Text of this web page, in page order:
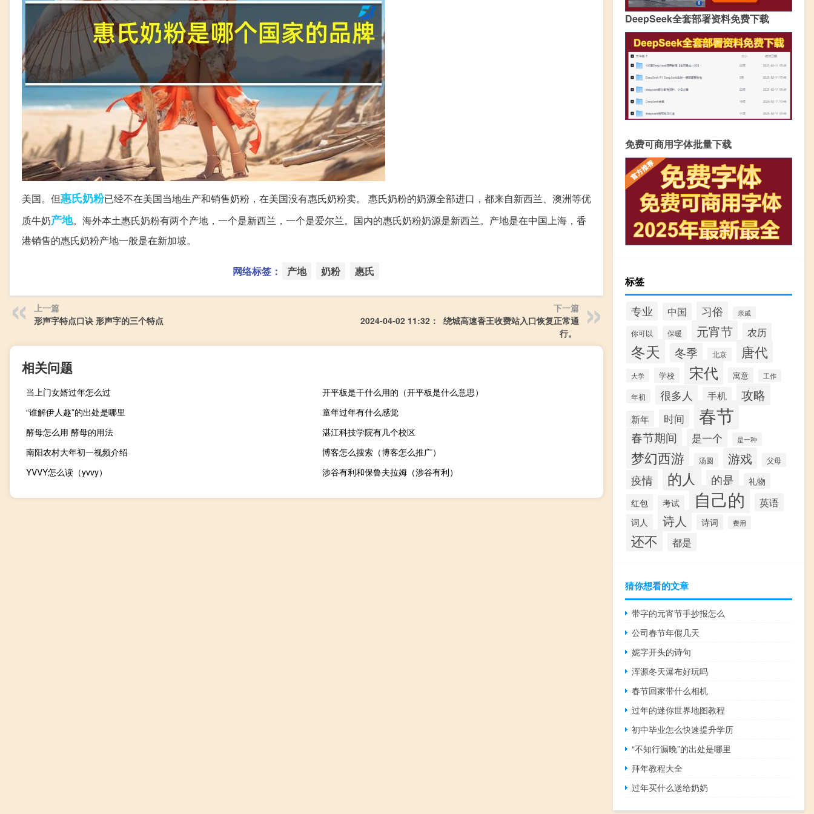
美国。但惠氏奶粉已经不在美国当地生产和销售奶粉，在美国没有惠氏奶粉卖。 惠氏奶粉的奶源全部进口，都来自新西兰、澳洲等优
质牛奶产地。海外本土惠氏奶粉有两个产地，一个是新西兰，一个是爱尔兰。国内的惠氏奶粉奶源是新西兰。产地是在中国上海，香
港销售的惠氏奶粉产地一般是在新加坡。
网络标签： 产地 奶粉 惠氏
上一篇
形声字特点口诀 形声字的三个特点
下一篇
2024-04-02 11:32： 绕城高速香王收费站入口恢复正常通
行。 ​​​
相关问题
当上门女婿过年怎么过
开平板是干什么用的（开平板是什么意思）
“谁解伊人趣”的出处是哪里
童年过年有什么感觉
酵母怎么用 酵母的用法
湛江科技学院有几个校区
南阳农村大年初一视频介绍
博客怎么搜索（博客怎么推广）
YVVY怎么读（yvvy）
涉谷有利和保鲁夫拉姆（涉谷有利）
DeepSeek全套部署资料免费下载
免费可商用字体批量下载
标签
专业 中国 习俗 亲戚
你可以 保暖 元宵节 农历
冬天 冬季 北京 唐代
大学 学校 宋代 寓意 工作
年初 很多人 手机 攻略
新年 时间 春节
春节期间 是一个 是一种
梦幻西游 汤圆 游戏 父母
疫情 的人 的是 礼物
红包 考试 自己的 英语
词人 诗人 诗词 费用
还不 都是
猜你想看的文章
带字的元宵节手抄报怎么
公司春节年假几天
妮字开头的诗句
浑源冬天瀑布好玩吗
春节回家带什么相机
过年的迷你世界地图教程
初中毕业怎么快速提升学历
“不知行漏晚”的出处是哪里
拜年教程大全
过年买什么送给奶奶